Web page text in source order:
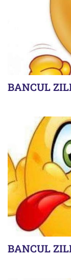
BANCUL
BANCUL